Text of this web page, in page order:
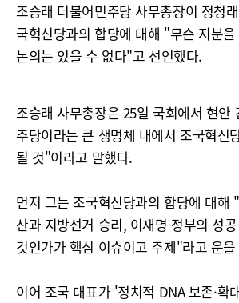
조승래 더불어민주당 사무총장이 정청
국혁신당과의 합당에 대해 "무슨 지분
논의는 있을 수 없다"고 선언했다.
조승래 사무총장은 25일 국회에서 현안
주당이라는 큰 생명체 내에서 조국혁신
될 것"이라고 말했다.
먼저 그는 조국혁신당과의 합당에 대해
산과 지방선거 승리, 이재명 정부의 성
것인가가 핵심 이슈이고 주제"라고 운
이어 조국 대표가 '정치적 DNA 보존·확